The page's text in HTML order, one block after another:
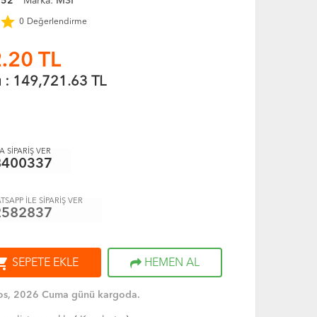
star 0 Değerlendirme
TL
: 149,721.63 TL
SİPARİŞ VER
İLE SİPARİŞ VER
SEPETE EKLE HEMEN AL
2026 Cuma günü kargoda.